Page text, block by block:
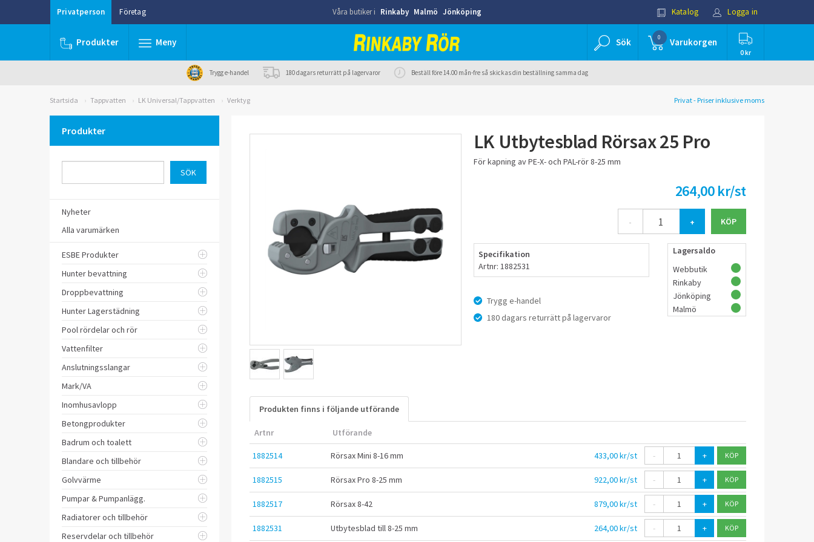
Privatperson Företag Våra butiker i Rinkaby Malmö Jönköping Katalog Logga in
Produkter Meny Sök 0 Varukorgen
0 kr
Trygg e-handel 180 dagars returrätt på lagervaror Beställ före 14.00 mån-fre så skickas din beställning samma dag
Startsida Tappvatten LK Universal/Tappvatten Verktyg Privat - Priser inklusive moms
Produkter
Nyheter
Alla varumärken
ESBE Produkter
Hunter bevattning
Droppbevattning
Hunter Lagerstädning
Pool rördelar och rör
Vattenfilter
Anslutningsslangar
Mark/VA
Inomhusavlopp
Betongprodukter
Badrum och toalett
Blandare och tillbehör
Golvvärme
Pumpar & Pumpanlägg.
Radiatorer och tillbehör
Reservdelar och tillbehör
LK Utbytesblad Rörsax 25 Pro
För kapning av PE-X- och PAL-rör 8-25 mm
264,00 kr/st
- +
Specifikation
Artnr: 1882531
Trygg e-handel
180 dagars returrätt på lagervaror
Lagersaldo
Webbutik
Rinkaby
Jönköping
Malmö
Produkten finns i följande utförande
Artnr Utförande
1882514 Rörsax Mini 8-16 mm 433,00 kr/st - +
1882515 Rörsax Pro 8-25 mm 922,00 kr/st - +
1882517 Rörsax 8-42 879,00 kr/st - +
1882531 Utbytesblad till 8-25 mm 264,00 kr/st - +